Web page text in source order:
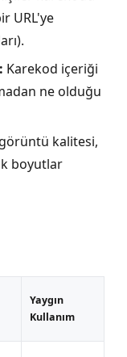
URL'ye
Karekod içeriği
ne olduğu
kalitesi,
boyutlar
Yaygın
Kullanım